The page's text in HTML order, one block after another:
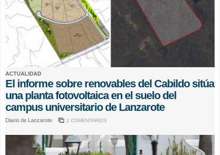
ACTUALIDAD
El informe sobre renovables del Cabildo sitúa
una planta fotovoltaica en el suelo del
campus universitario de Lanzarote
Diario de Lanzarote 2 COMENTARIOS